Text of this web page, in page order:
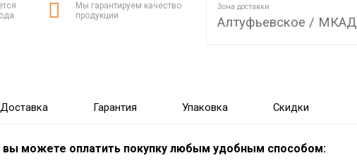
Мы гарантируем качество
продукции
Зона доставки
Алтуфьевское / МКАД
Доставка Гарантия Упаковка Скидки
вы можете оплатить покупку любым удобным способом: